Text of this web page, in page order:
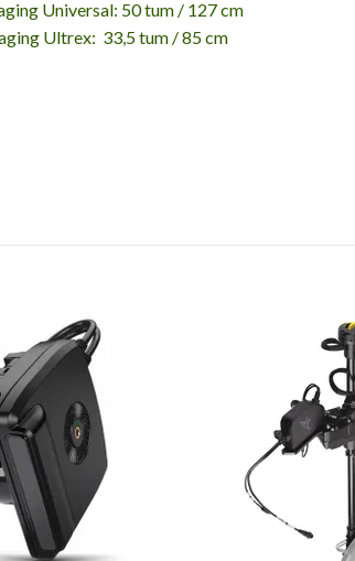
Universal: 50 tum / 127 cm
Ultrex: 33,5 tum / 85 cm